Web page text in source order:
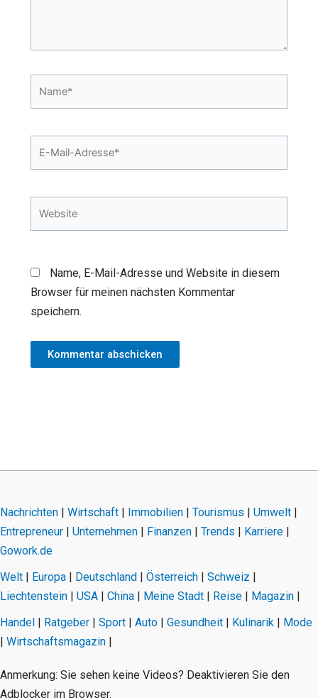
Name, E-Mail-Adresse und Website in diesem
Browser für meinen nächsten Kommentar
speichern.
Nachrichten | Wirtschaft | Immobilien | Tourismus | Umwelt |
Entrepreneur | Unternehmen | Finanzen | Trends | Karriere |
Gowork.de
Welt | Europa | Deutschland | Österreich | Schweiz |
Liechtenstein | USA | China | Meine Stadt | Reise | Magazin |
Handel | Ratgeber | Sport | Auto | Gesundheit | Kulinarik | Mode
| Wirtschaftsmagazin |
Anmerkung: Sie sehen keine Videos? Deaktivieren Sie den
Adblocker im Browser.